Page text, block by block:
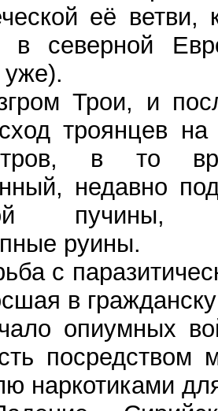
её ветви,
в северной
уже).
Трои, и
троянцев на
в то
недавно
пучины,
руины.
с
в
опиумных
посредством
наркотиками